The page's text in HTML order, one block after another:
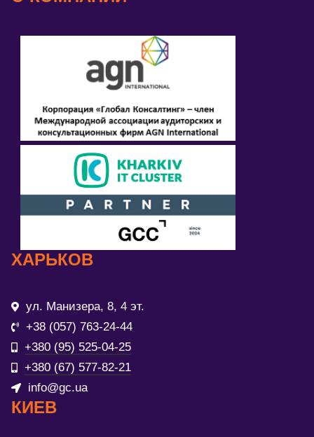
ХАРЬКОВ
ул. Манизера, 8, 4 эт.
+38 (057) 763-24-44
+380 (95) 525-04-25
+380 (67) 577-82-21
info@gc.ua
КИЕВ